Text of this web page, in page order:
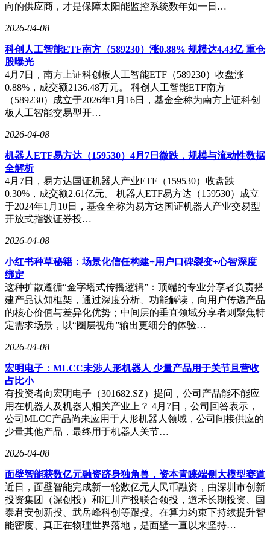
向的供应商，才是保障太阳能监控系统数年如一日…
2026-04-08
科创人工智能ETF南方（589230）涨0.88% 规模达4.43亿 重仓
股曝光
4月7日，南方上证科创板人工智能ETF（589230）收盘涨
0.88%，成交额2136.48万元。 科创人工智能ETF南方
（589230）成立于2026年1月16日，基金全称为南方上证科创
板人工智能交易型开…
2026-04-08
机器人ETF易方达（159530）4月7日微跌，规模与流动性数据
全解析
4月7日，易方达国证机器人产业ETF（159530）收盘跌
0.30%，成交额2.61亿元。 机器人ETF易方达（159530）成立
于2024年1月10日，基金全称为易方达国证机器人产业交易型
开放式指数证券投…
2026-04-08
小红书种草秘籍：场景化信任构建+用户口碑裂变+心智深度
绑定
这种扩散遵循“金字塔式传播逻辑”：顶端的专业分享者负责搭
建产品认知框架，通过深度分析、功能解读，向用户传递产品
的核心价值与差异化优势；中间层的垂直领域分享者则聚焦特
定需求场景，以“圈层视角”输出更细分的体验…
2026-04-08
宏明电子：MLCC未涉人形机器人 少量产品用于关节且营收
占比小
有投资者向宏明电子（301682.SZ）提问，公司产品能不能应
用在机器人及机器人相关产业上？ 4月7日，公司回答表示，
公司MLCC产品尚未应用于人形机器人领域，公司间接供应的
少量其他产品，最终用于机器人关节…
2026-04-08
面壁智能获数亿元融资跻身独角兽，资本青睐端侧大模型赛道
近日，面壁智能完成新一轮数亿元人民币融资，由深圳市创新
投资集团（深创投）和汇川产投联合领投，道禾长期投资、国
泰君安创新投、武岳峰科创等跟投。在算力约束下持续提升智
能密度、真正在物理世界落地，是面壁一直以来坚持…